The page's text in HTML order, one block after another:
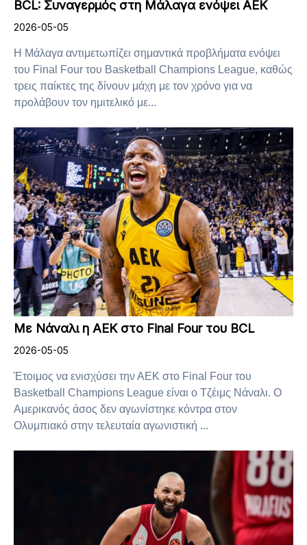
BCL: Συναγερμός στη Μάλαγα ενόψει ΑΕΚ
2026-05-05
Η Μάλαγα αντιμετωπίζει σημαντικά προβλήματα ενόψει
του Final Four του Basketball Champions League, καθώς
τρεις παίκτες της δίνουν μάχη με τον χρόνο για να
προλάβουν τον ημιτελικό με...
Με Νάναλι η ΑΕΚ στο Final Four του BCL
2026-05-05
Έτοιμος να ενισχύσει την ΑΕΚ στο Final Four του
Basketball Champions League είναι ο Τζέιμς Νάναλι. Ο
Αμερικανός άσος δεν αγωνίστηκε κόντρα στον
Ολυμπιακό στην τελευταία αγωνιστική ...